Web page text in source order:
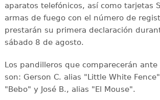
aparatos telefónicos, así como tarjetas
armas de fuego con el número de
prestarán su primera declaración
sábado 8 de agosto.
Los pandilleros que comparecerán
son: Gerson C. alias "Little White
"Bebo" y José B., alias "El Mouse".